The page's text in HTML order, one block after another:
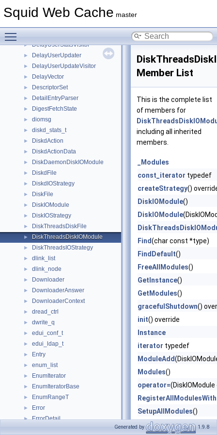
Squid Web Cache master
DelayTaggedUpdateVisitor
► DelayUserStatsVisitor
► DelayUserUpdater
► DelayUserUpdateVisitor
► DelayVector
► DescriptorSet
► DetailEntryParser
► DigestFetchState
► diomsg
► diskd_stats_t
► DiskdAction
► DiskdActionData
► DiskDaemonDiskIOModule
► DiskdFile
► DiskdIOStrategy
► DiskFile
► DiskIOModule
► DiskIOStrategy
► DiskThreadsDiskFile
► DiskThreadsDiskIOModule
► DiskThreadsIOStrategy
► dlink_list
► dlink_node
► Downloader
► DownloaderAnswer
► DownloaderContext
► dread_ctrl
► dwrite_q
► edui_conf_t
► edui_ldap_t
► Entry
► enum_list
► EnumIterator
► EnumIteratorBase
► EnumRangeT
► Error
► ErrorDetail
Member List
This is the complete list
of members for
including all inherited
members.
_Modules
const_iterator typedef
createStrategy()
DiskIOModule()
DiskIOModule
Find(char const *type)
FindDefault()
FreeAllModules()
GetInstance()
GetModules()
gracefulShutdown()
init() override
Instance
iterator typedef
ModuleAdd
Modules()
operator=
SetupAllModules()
type() const override
Generated by 1.9.8